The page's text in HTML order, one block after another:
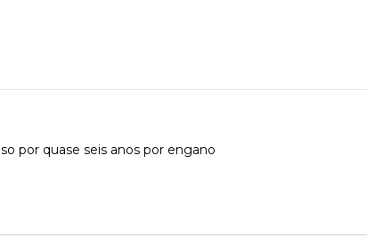
por quase seis anos por engano